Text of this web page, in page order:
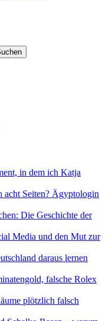
in dem ich Katja
acht Seiten? Ägyptologin
Die Geschichte der
Media und den Mut zur
daraus lernen
falsche Rolex
plötzlich falsch